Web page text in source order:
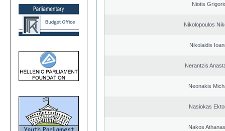
Niotis
Nikolopoulos
Nikolaidis
Nerantzis
Neonakis
Nasiokas
Nakos